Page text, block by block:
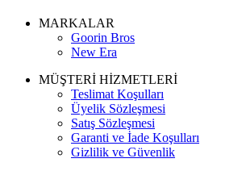
MARKALAR
Goorin Bros
New Era
MÜŞTERİ HİZMETLERİ
Teslimat Koşulları
Üyelik Sözleşmesi
Satış Sözleşmesi
Garanti ve İade Koşulları
Gizlilik ve Güvenlik